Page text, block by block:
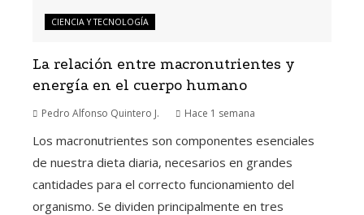
CIENCIA Y TECNOLOGÍA
La relación entre macronutrientes y
energía en el cuerpo humano
Pedro Alfonso Quintero J. Hace 1 semana
Los macronutrientes son componentes esenciales
de nuestra dieta diaria, necesarios en grandes
cantidades para el correcto funcionamiento del
organismo. Se dividen principalmente en tres